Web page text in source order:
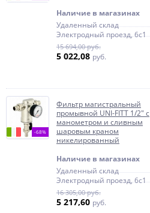
Наличие в магазинах
Удаленный склад
Электродный проезд, 6с1
15 694,00 руб.
5 022,08 руб.
-68%
Фильтр магистральный
промывной UNI-FITT 1/2" с
манометром и сливным
шаровым краном
никелированный
Наличие в магазинах
Удаленный склад
Электродный проезд, 6с1
16 305,00 руб.
5 217,60 руб.